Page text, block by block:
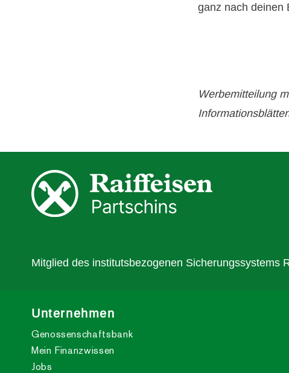
ganz nach deinen
Werbemitteilung
Mitglied des institutsbezogenen Sicherungssystems
Unternehmen
Genossenschaftsbank
Mein Finanzwissen
Jobs